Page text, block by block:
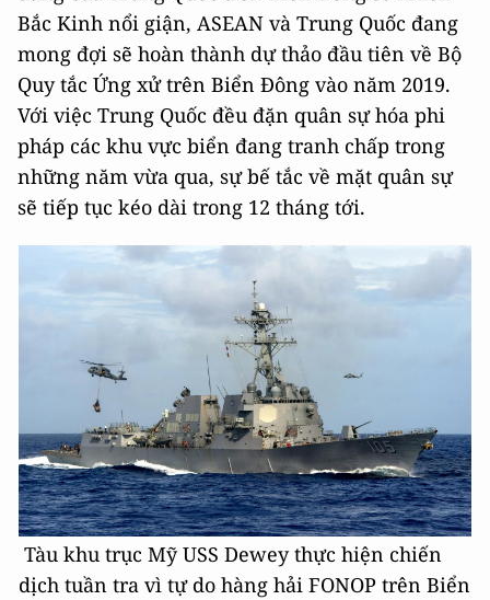
Bắc Kinh nổi giận, ASEAN và Trung Quốc đang
mong đợi sẽ hoàn thành dự thảo đầu tiên về Bộ
Quy tắc Ứng xử trên Biển Đông vào năm 2019.
Với việc Trung Quốc đều đặn quân sự hóa phi
pháp các khu vực biển đang tranh chấp trong
những năm vừa qua, sự bế tắc về mặt quân sự
sẽ tiếp tục kéo dài trong 12 tháng tới.
Tàu khu trục Mỹ USS Dewey thực hiện chiến
dịch tuần tra vì tự do hàng hải FONOP trên Biển